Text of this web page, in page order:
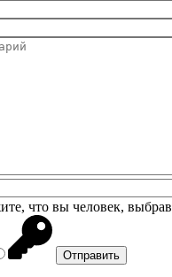
что вы человек, выбрав